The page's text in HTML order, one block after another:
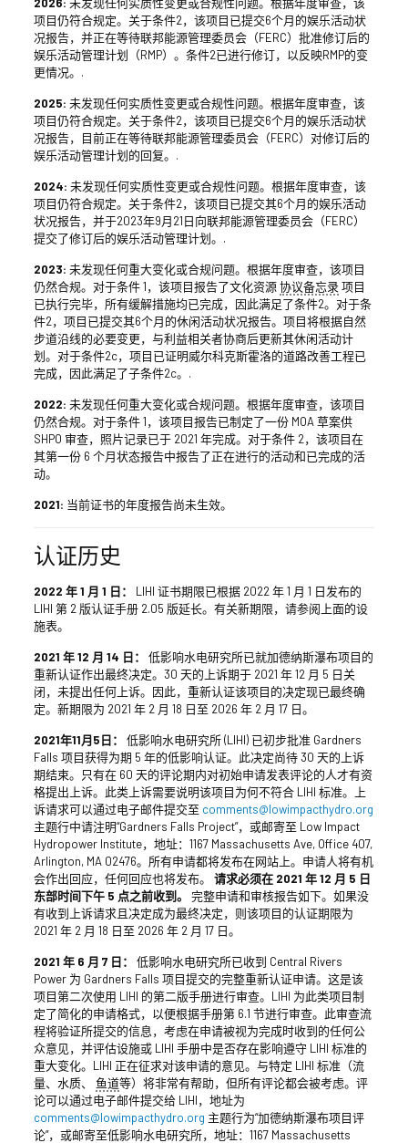
项目仍符合规定。关于条件2，该项目已提交6个月的娱乐活动状
况报告，并正在等待联邦能源管理委员会（FERC）批准修订后的
娱乐活动管理计划（RMP）。条件2已进行修订，以反映RMP的变
更情况。.
2025: 未发现任何实质性变更或合规性问题。根据年度审查，该
项目仍符合规定。关于条件2，该项目已提交6个月的娱乐活动状
况报告，目前正在等待联邦能源管理委员会（FERC）对修订后的
娱乐活动管理计划的回复。.
2024: 未发现任何实质性变更或合规性问题。根据年度审查，该
项目仍符合规定。关于条件2，该项目已提交其6个月的娱乐活动
状况报告，并于2023年9月21日向联邦能源管理委员会（FERC）
提交了修订后的娱乐活动管理计划。.
2023: 未发现任何重大变化或合规问题。根据年度审查，该项目
仍然合规。对于条件 1，该项目报告了文化资源协议备忘录项目
已执行完毕，所有缓解措施均已完成，因此满足了条件2。对于条
件2，项目已提交其6个月的休闲活动状况报告。项目将根据自然
步道沿线的必要变更，与利益相关者协商后更新其休闲活动计
划。对于条件2c，项目已证明威尔科克斯霍洛的道路改善工程已
完成，因此满足了子条件2c。.
2022: 未发现任何重大变化或合规问题。根据年度审查，该项目
仍然合规。对于条件 1，该项目报告已制定了一份 MOA 草案供
SHPO 审查，照片记录已于 2021 年完成。对于条件 2，该项目在
其第一份 6 个月状态报告中报告了正在进行的活动和已完成的活
动。
2021: 当前证书的年度报告尚未生效。
认证历史
2022 年 1 月 1 日：
LIHI 证书期限已根据 2022 年 1 月 1 日发布的
LIHI 第 2 版认证手册 2.05 版延长。有关新期限，请参阅上面的设
施表。
2021 年 12 月 14 日：
低影响水电研究所已就加德纳斯瀑布项目的
重新认证作出最终决定。30 天的上诉期于 2021 年 12 月 5 日关
闭，未提出任何上诉。因此，重新认证该项目的决定现已最终确
定。新期限为 2021 年 2 月 18 日至 2026 年 2 月 17 日。
2021年11月5日：
低影响水电研究所 (LIHI) 已初步批准 Gardners
Falls 项目获得为期 5 年的低影响认证。此决定尚待 30 天的上诉
期结束。只有在 60 天的评论期内对初始申请发表评论的人才有资
格提出上诉。此类上诉需要说明该项目为何不符合 LIHI 标准。上
诉请求可以通过电子邮件提交至 comments@lowimpacthydro.org
主题行中请注明“Gardners Falls Project”，或邮寄至 Low Impact
Hydropower Institute，地址：1167 Massachusetts Ave, Office 407,
Arlington, MA 02476。所有申请都将发布在网站上。申请人将有机
会作出回应，任何回应也将发布。 请求必须在 2021 年 12 月 5 日
东部时间下午 5 点之前收到。 完整申请和审核报告如下。如果没
有收到上诉请求且决定成为最终决定，则该项目的认证期限为
2021 年 2 月 18 日至 2026 年 2 月 17 日。
2021 年 6 月 7 日：
低影响水电研究所已收到 Central Rivers
Power 为 Gardners Falls 项目提交的完整重新认证申请。这是该
项目第二次使用 LIHI 的第二版手册进行审查。LIHI 为此类项目制
定了简化的申请格式，以便根据手册第 6.1 节进行审查。此审查流
程将验证所提交的信息，考虑在申请被视为完成时收到的任何公
众意见，并评估设施或 LIHI 手册中是否存在影响遵守 LIHI 标准的
重大变化。LIHI 正在征求对该申请的意见。与特定 LIHI 标准（流
量、水质、 鱼道等）将非常有帮助，但所有评论都会被考虑。评
论可以通过电子邮件提交给 LIHI，地址为
comments@lowimpacthydro.org 主题行为“加德纳斯瀑布项目评
论”，或邮寄至低影响水电研究所，地址：1167 Massachusetts